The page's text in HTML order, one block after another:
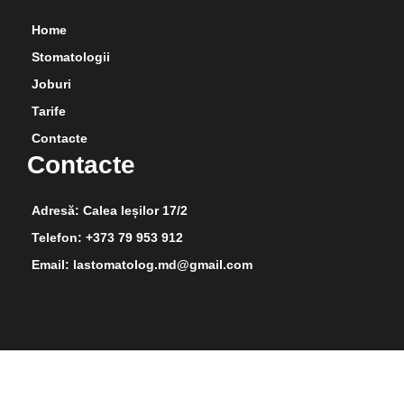
Home
Stomatologii
Joburi
Tarife
Contacte
Contacte
Adresă: Calea Ieșilor 17/2
Telefon: +373 79 953 912
Email: lastomatolog.md@gmail.com